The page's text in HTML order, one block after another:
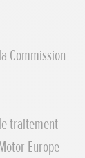
Commission
traitement
Europe